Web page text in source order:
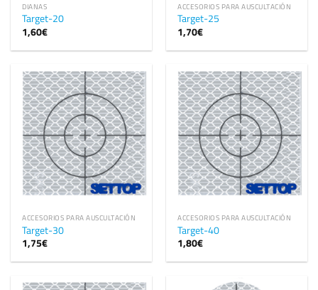
DIANAS
Target-20
1,60€
ACCESORIOS PARA AUSCULTACIÓN
Target-25
1,70€
ACCESORIOS PARA AUSCULTACIÓN
Target-30
1,75€
ACCESORIOS PARA AUSCULTACIÓN
Target-40
1,80€